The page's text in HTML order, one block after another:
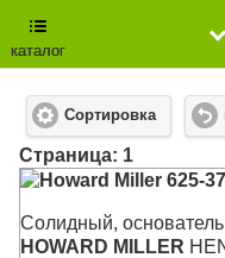
каталог
Сортировка
Cтраница: 1
Howard Miller 625-
Cолидный,
HOWARD MILLER